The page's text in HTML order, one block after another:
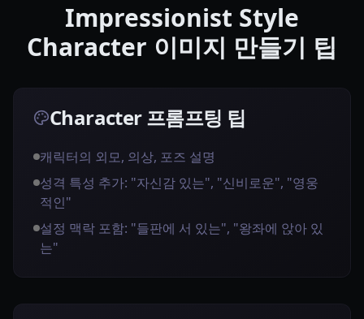
Impressionist Style
Character 이미지 만들기 팁
Character 프롬프팅 팁
캐릭터의 외모, 의상, 포즈 설명
성격 특성 추가: "자신감 있는", "신비로운", "영웅
적인"
설정 맥락 포함: "들판에 서 있는", "왕좌에 앉아 있
는"